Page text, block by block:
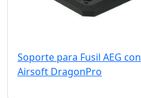
Soporte para Fusil AEG
Airsoft DragonPro